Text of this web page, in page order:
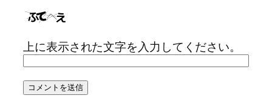
上に表示された文字を入力してください。